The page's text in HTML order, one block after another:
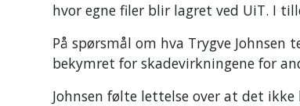
hvor egne filer blir lagret ved UiT. I
På spørsmål om hva Trygve
bekymret for skadevirkningene for
Johnsen følte lettelse over at det